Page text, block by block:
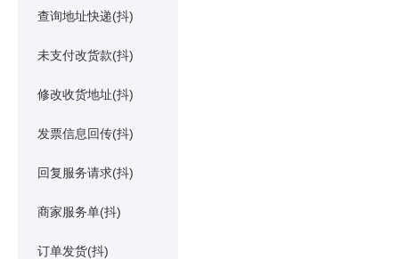
查询地址快递(抖)
未支付改货款(抖)
修改收货地址(抖)
发票信息回传(抖)
回复服务请求(抖)
商家服务单(抖)
订单发货(抖)